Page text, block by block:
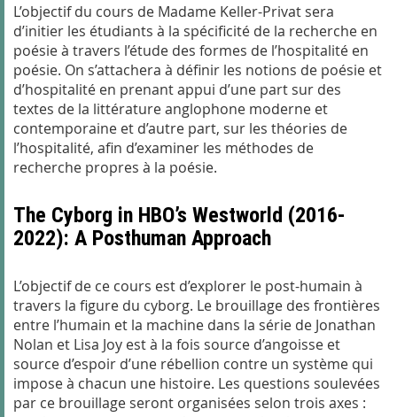
L’objectif du cours de Madame Keller-Privat sera
d’initier les étudiants à la spécificité de la recherche en
poésie à travers l’étude des formes de l’hospitalité en
poésie. On s’attachera à définir les notions de poésie et
d’hospitalité en prenant appui d’une part sur des
textes de la littérature anglophone moderne et
contemporaine et d’autre part, sur les théories de
l’hospitalité, afin d’examiner les méthodes de
recherche propres à la poésie.
The Cyborg in HBO’s Westworld (2016-
2022): A Posthuman Approach
L’objectif de ce cours est d’explorer le post-humain à
travers la figure du cyborg. Le brouillage des frontières
entre l’humain et la machine dans la série de Jonathan
Nolan et Lisa Joy est à la fois source d’angoisse et
source d’espoir d’une rébellion contre un système qui
impose à chacun une histoire. Les questions soulevées
par ce brouillage seront organisées selon trois axes :